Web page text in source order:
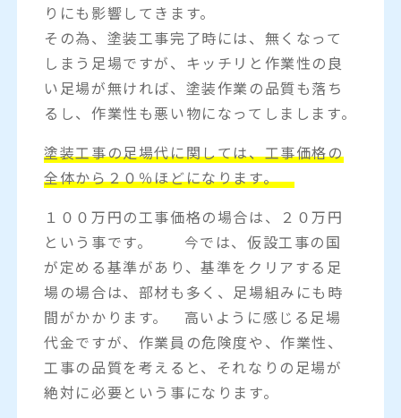
りにも影響してきます。
その為、塗装工事完了時には、無くなって
しまう足場ですが、キッチリと作業性の良
い足場が無ければ、塗装作業の品質も落ち
るし、作業性も悪い物になってしまします。
塗装工事の足場代に関しては、工事価格の
全体から２０％ほどになります。
１００万円の工事価格の場合は、２０万円
という事です。 今では、仮設工事の国
が定める基準があり、基準をクリアする足
場の場合は、部材も多く、足場組みにも時
間がかかります。 高いように感じる足場
代金ですが、作業員の危険度や、作業性、
工事の品質を考えると、それなりの足場が
絶対に必要という事になります。